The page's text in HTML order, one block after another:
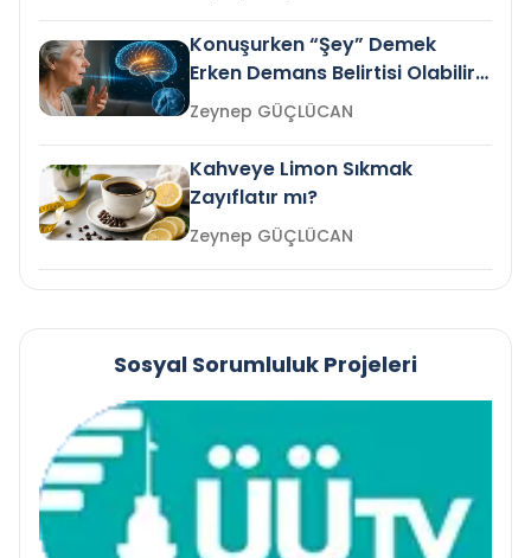
Konuşurken “Şey” Demek
Erken Demans Belirtisi Olabilir
mi?
Zeynep GÜÇLÜCAN
Kahveye Limon Sıkmak
Zayıflatır mı?
Zeynep GÜÇLÜCAN
Sosyal Sorumluluk Projeleri